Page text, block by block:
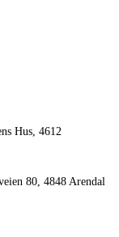
Hus, 4612
80, 4848 Arendal